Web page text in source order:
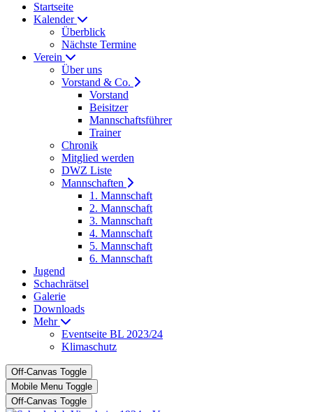
Startseite
Kalender
Überblick
Nächste Termine
Verein
Über uns
Vorstand & Co.
Vorstand
Beisitzer
Mannschaftsführer
Trainer
Chronik
Mitglied werden
DWZ Liste
Mannschaften
1. Mannschaft
2. Mannschaft
3. Mannschaft
4. Mannschaft
5. Mannschaft
6. Mannschaft
Jugend
Schachrätsel
Galerie
Downloads
Mehr
Eventseite BL 2023/24
Klimaschutz
Off-Canvas Toggle
Mobile Menu Toggle
Off-Canvas Toggle